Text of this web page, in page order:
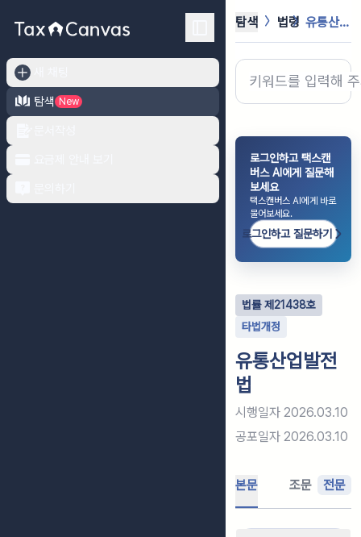
탐색
New
탐색 법령 유통산업발전법
로그인하고 택스캔
버스 AI에게 질문해
보세요
택스캔버스 AI에게 바로
물어보세요.
로그인하고 질문하기
법률제 21438호
타법개정
유통산업발전
법
시행일자 2026.03.10
공포일자 2026.03.10
본문 조문 전문